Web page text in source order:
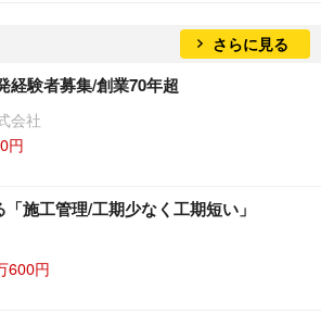
さらに見る
経験者募集/創業70年超
会社
円
施工管理/工期少なく工期短い」
600円